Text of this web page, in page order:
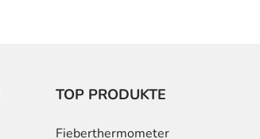
TOP PRODUKTE
Fieberthermometer